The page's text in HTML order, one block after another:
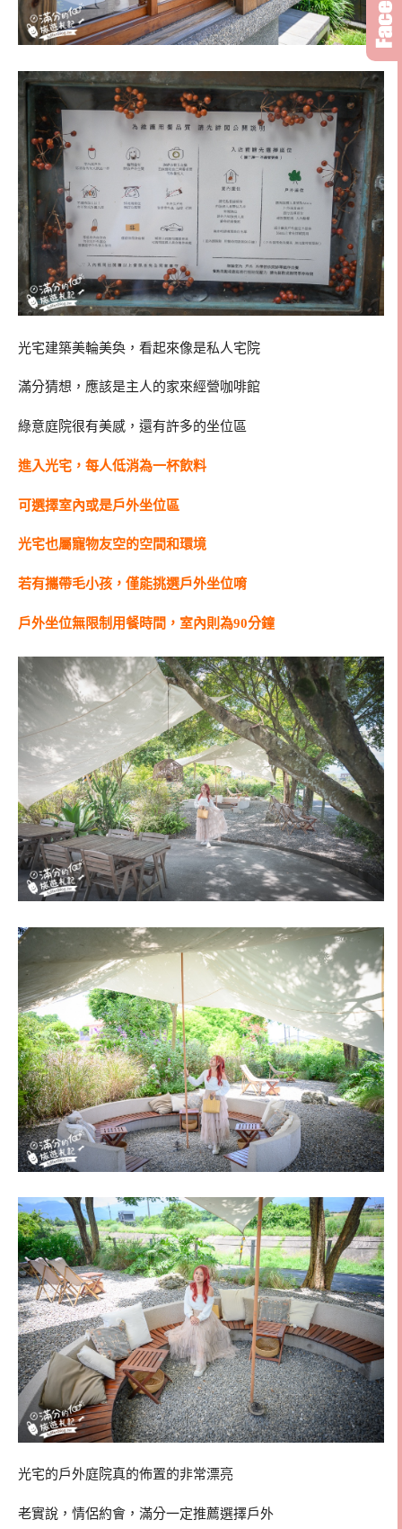
光宅建築美輪美奐，看起來像是私人宅院
滿分猜想，應該是主人的家來經營咖啡館
綠意庭院很有美感，還有許多的坐位區
進入光宅，每人低消為一杯飲料
可選擇室內或是戶外坐位區
光宅也屬寵物友空的空間和環境
若有攜帶毛小孩，僅能挑選戶外坐位唷
戶外坐位無限制用餐時間，室內則為90分鐘
光宅的戶外庭院真的佈置的非常漂亮
老實說，情侶約會，滿分一定推薦選擇戶外